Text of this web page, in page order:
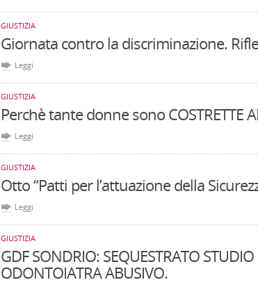
GIUSTIZIA
Giornata contro la discriminazione.
Leggi
GIUSTIZIA
Perchè tante donne sono COSTRETTE
Leggi
GIUSTIZIA
Otto “Patti per l’attuazione della
Leggi
GIUSTIZIA
GDF SONDRIO: SEQUESTRATO
ODONTOIATRA ABUSIVO.